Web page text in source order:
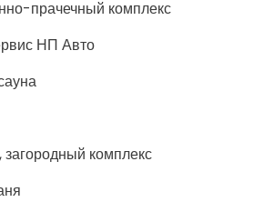
прачечный комплекс
НП Авто
комплекс